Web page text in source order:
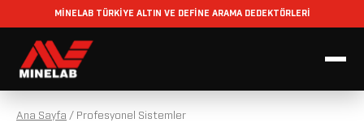
MİNELAB TÜRKİYE ALTIN VE DEFİNE ARAMA DEDEKTÖRLERİ
Ana Sayfa / Profesyonel Sistemler